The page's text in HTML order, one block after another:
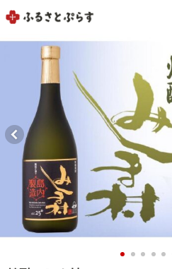
マイメニュー
マイページ
お気に入り
メニュー
お礼の品から探す
お礼の品をカテゴリや金額で絞
自治体から探す